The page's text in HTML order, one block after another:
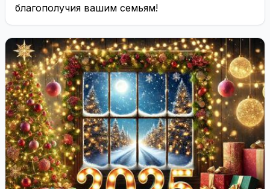
благополучия вашим семьям!